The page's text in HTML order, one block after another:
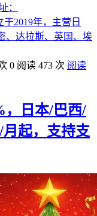
：
于2019年，主营日
、达拉斯、英国、埃
0 阅读 473 次 阅读
，日本/巴西/
月起，支持支